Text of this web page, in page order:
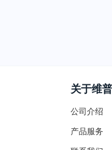
关于维普
公司介绍
产品服务